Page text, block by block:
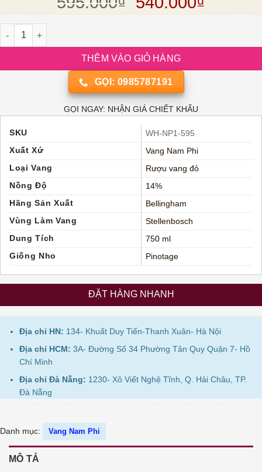
Vang Đỏ Nam Phi Bellingham Pinotage số lượng
THÊM VÀO GIỎ HÀNG
GỌI: 0985787191
GỌI NGAY: NHẬN GIÁ CHIẾT KHẤU
SKU
WH-NP1-595
Xuất Xứ
Vang Nam Phi
Loại Vang
Rượu vang đỏ
Nồng Độ
14%
Hãng Sản Xuất
Bellingham
Vùng Làm Vang
Stellenbosch
Dung Tích
750 ml
Giống Nho
Pinotage
ĐẶT HÀNG NHANH
Địa chỉ HN: 134- Khuất Duy Tiến-Thanh Xuân- Hà Nội
Địa chỉ HCM: 3A- Đường Số 34 Phường Tân Quy Quận 7- Hồ
Chí Minh
Địa chỉ Đà Nẵng: 1230- Xô Viết Nghệ Tĩnh, Q. Hải Châu, TP.
Đà Nẵng
Danh mục: Vang Nam Phi
MÔ TẢ